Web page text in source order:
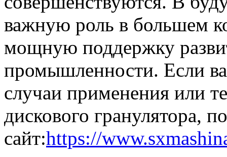
важную роль в большем
мощную поддержку
промышленности. Если
случаи применения или
дискового гранулятора,
сайт:https://